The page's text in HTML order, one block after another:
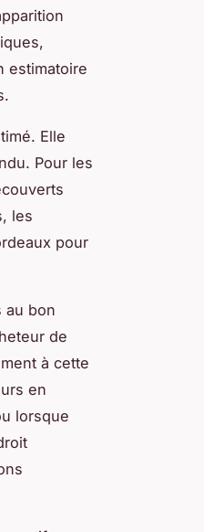
estimatoire
Elle
Pour les
les
pour
au bon
de
à cette
en
lorsque